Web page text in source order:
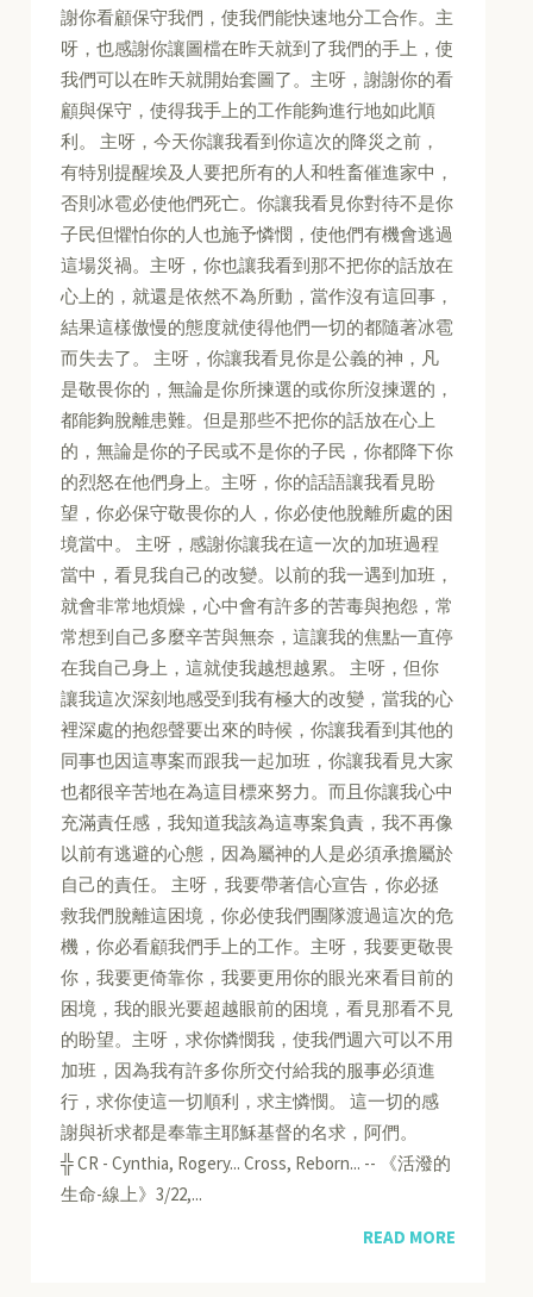
謝你看顧保守我們，使我們能快速地分工合作。主
呀，也感謝你讓圖檔在昨天就到了我們的手上，使
我們可以在昨天就開始套圖了。主呀，謝謝你的看
顧與保守，使得我手上的工作能夠進行地如此順
利。 主呀，今天你讓我看到你這次的降災之前，
有特別提醒埃及人要把所有的人和牲畜催進家中，
否則冰雹必使他們死亡。你讓我看見你對待不是你
子民但懼怕你的人也施予憐憫，使他們有機會逃過
這場災禍。主呀，你也讓我看到那不把你的話放在
心上的，就還是依然不為所動，當作沒有這回事，
結果這樣傲慢的態度就使得他們一切的都隨著冰雹
而失去了。 主呀，你讓我看見你是公義的神，凡
是敬畏你的，無論是你所揀選的或你所沒揀選的，
都能夠脫離患難。但是那些不把你的話放在心上
的，無論是你的子民或不是你的子民，你都降下你
的烈怒在他們身上。主呀，你的話語讓我看見盼
望，你必保守敬畏你的人，你必使他脫離所處的困
境當中。 主呀，感謝你讓我在這一次的加班過程
當中，看見我自己的改變。以前的我一遇到加班，
就會非常地煩燥，心中會有許多的苦毒與抱怨，常
常想到自己多麼辛苦與無奈，這讓我的焦點一直停
在我自己身上，這就使我越想越累。 主呀，但你
讓我這次深刻地感受到我有極大的改變，當我的心
裡深處的抱怨聲要出來的時候，你讓我看到其他的
同事也因這專案而跟我一起加班，你讓我看見大家
也都很辛苦地在為這目標來努力。而且你讓我心中
充滿責任感，我知道我該為這專案負責，我不再像
以前有逃避的心態，因為屬神的人是必須承擔屬於
自己的責任。 主呀，我要帶著信心宣告，你必拯
救我們脫離這困境，你必使我們團隊渡過這次的危
機，你必看顧我們手上的工作。主呀，我要更敬畏
你，我要更倚靠你，我要更用你的眼光來看目前的
困境，我的眼光要超越眼前的困境，看見那看不見
的盼望。主呀，求你憐憫我，使我們週六可以不用
加班，因為我有許多你所交付給我的服事必須進
行，求你使這一切順利，求主憐憫。 這一切的感
謝與祈求都是奉靠主耶穌基督的名求，阿們。
╬ CR - Cynthia, Rogery... Cross, Reborn... -- 《活潑的
生命-線上》3/22,...
READ MORE